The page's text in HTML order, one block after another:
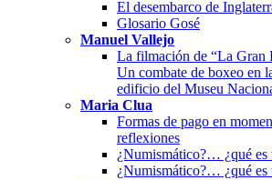
El desembarco de
Glosario Gosé
Manuel Vallejo
La filmación de “La Gran
Un combate de boxeo en
edificio del Museu
Maria Clua
Formas de pago en
reflexiones
¿Numismático?… ¿qué es
¿Numismático?… ¿qué es